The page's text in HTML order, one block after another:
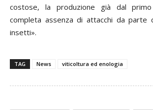
costose, la produzione già dal
completa assenza di attacchi da parte
insetti».
TAG News viticoltura ed enologia